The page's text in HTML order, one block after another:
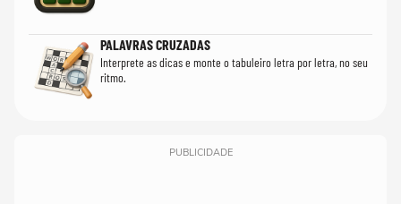
PALAVRAS CRUZADAS
Interprete as dicas e monte o tabuleiro letra por letra, no seu
ritmo.
PUBLICIDADE